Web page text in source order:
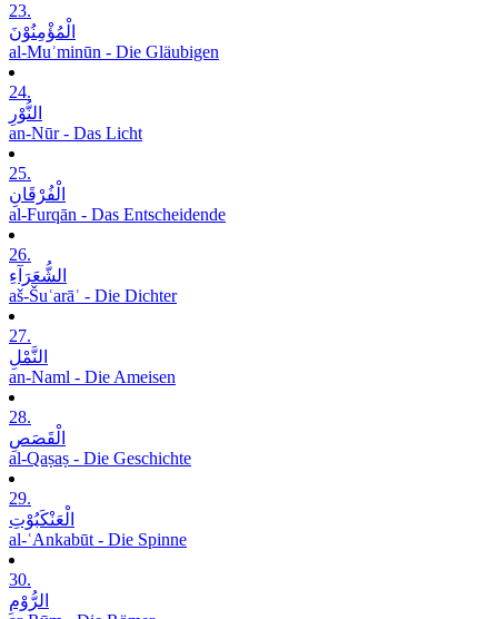
23.
الْمُؤْمِنُوْنَ
al-Muʾminūn - Die Gläubigen
24.
النُّوْرِ
an-Nūr - Das Licht
25.
الْفُرْقَانِ
al-Furqān - Das Entscheidende
26.
الشُّعَرَآءِ
aš-Šuʿarāʾ - Die Dichter
27.
النَّمْلِ
an-Naml - Die Ameisen
28.
الْقَصَصِ
al-Qaṣaṣ - Die Geschichte
29.
الْعَنْکَبُوْتِ
al-ʿAnkabūt - Die Spinne
30.
الرُّوْمِ